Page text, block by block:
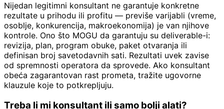
Nijedan legitimni konsultant ne garantuje konkretne
rezultate u prihodu ili profitu — previše varijabli (vreme,
osoblje, konkurencija, makroekonomija) je van njihove
kontrole. Ono što MOGU da garantuju su deliverable-i:
revizija, plan, program obuke, paket otvaranja ili
definisan broj savetodavnih sati. Rezultati uvek zavise
od spremnosti operatora da sprovede. Ako konsultant
obeća zagarantovan rast prometa, tražite ugovorne
klauzule koje to potkrepljuju.
Treba li mi konsultant ili samo bolji alati?